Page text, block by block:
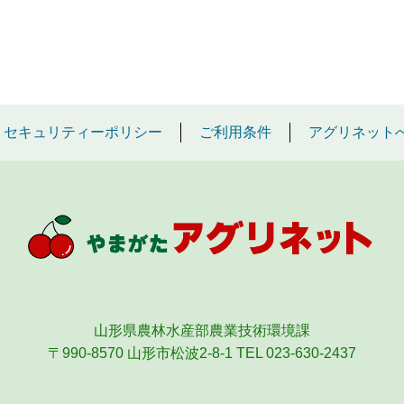
セキュリティーポリシー ご利用条件 アグリネット
山形県農林水産部農業技術環境課
〒990-8570 山形市松波2-8-1 TEL 023-630-2437